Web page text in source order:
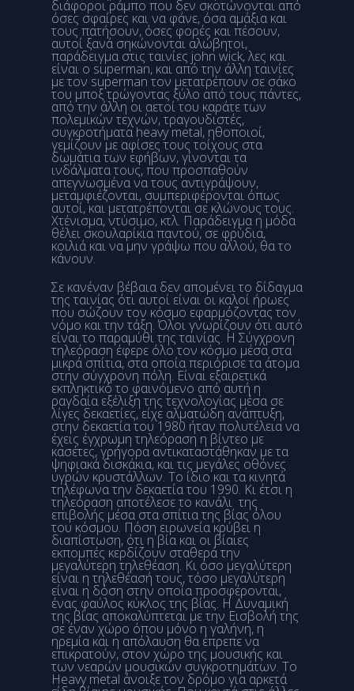
διάφοροι ράμπο που δεν σκοτώνονται από
όσες σφαίρες και να φάνε, όσα αμάξια και
τους πατήσουν, όσες φορές και πέσουν,
αυτοί ξανά σηκώνονται αλώβητοι,
παράδειγμα στις ταινίες john wick, λες και
είναι ο superman, και από την άλλη ταινίες
με τον superman τον μετατρέπουν σε σάκο
του μποξ τρώγοντας ξύλο από τους πάντες,
από την άλλη οι αετοί του καράτε των
πολεμικών τεχνών, τραγουδιστές,
συγκροτήματα heavy metal, ηθοποιοί,
γεμίζουν με αφίσες τους τοίχους στα
δωμάτια των εφήβων, γίνονται τα
ινδάλματα τους, που προσπαθούν
απεγνωσμένα να τους αντιγράψουν,
μεταμφιέζονται, συμπεριφέρονται όπως
αυτοί, και μετατρέπονται σε κλώνους τους.
Χτένισμα, ντύσιμο, κτλ. Παράδειγμα η μόδα
θέλει σκουλαρίκια παντού, σε φρύδια,
κοιλιά και να μην γράψω που αλλού, θα το
κάνουν.
Σε κανέναν βέβαια δεν απομένει το δίδαγμα
της ταινίας ότι αυτοί είναι οι καλοί ήρωες
που σώζουν τον κόσμο εφαρμόζοντας τον
νόμο και την τάξη. Όλοι γνωρίζουν ότι αυτό
είναι το παραμύθι της ταινίας. Η Σύγχρονη
τηλεόραση έφερε όλο τον κόσμο μέσα στα
μικρά σπίτια, στα οποία περιόρισε τα άτομα
στην σύγχρονη πόλη. Είναι εξαιρετικά
εκπληκτικό το φαινόμενο από αυτή η
ραγδαία εξέλιξη της τεχνολογίας μέσα σε
λίγες δεκαετίες, είχε αλματώδη ανάπτυξη,
στην δεκαετία του 1980 ήταν πολυτέλεια να
έχεις έγχρωμη τηλεόραση η βίντεο με
κασέτες, γρήγορα αντικαταστάθηκαν με τα
ψηφιακά δισκάκια, και τις μεγάλες οθόνες
υγρών κρυστάλλων. Το ίδιο και τα κινητά
τηλέφωνα την δεκαετία του 1990. Κι έτσι η
τηλεόραση αποτέλεσε το κανάλι της
επιβολής μέσα στα σπίτια της βίας όλου
του κόσμου. Πόση ειρωνεία κρύβει η
διαπίστωση, ότι η βία και οι βίαιες
εκπομπές κερδίζουν σταθερά την
μεγαλύτερη τηλεθέαση. Κι όσο μεγαλύτερη
είναι η τηλεθέασή τους, τόσο μεγαλύτερη
είναι η δόση στην οποία προσφέρονται,
ένας φαύλος κύκλος της βίας. Η Δυναμική
της βίας αποκαλύπτεται με την Εισβολή της
σε έναν χώρο όπου μόνο η γαλήνη, η
ηρεμία και η απόλαυση θα έπρεπε να
επικρατούν, στον χώρο της μουσικής και
των νεαρών μουσικών συγκροτημάτων. Το
Heavy metal άνοιξε τον δρόμο για αρκετά